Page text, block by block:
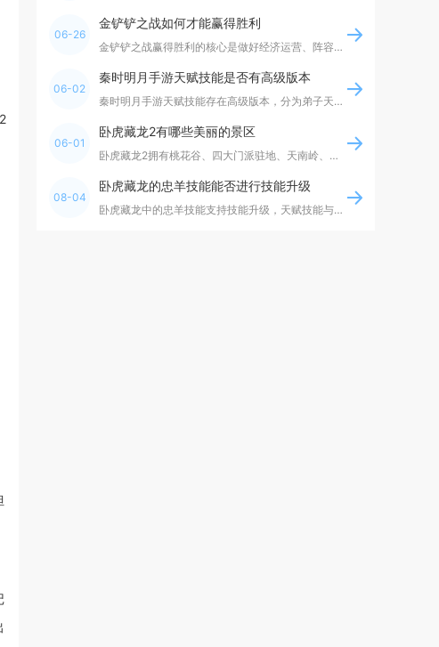
06-26
金铲铲之战如何才能赢得胜利
金铲铲之战赢得胜利的核心是做好经济运营、阵容构建、装备分配与后期博弈，全程灵活应变，活到最
06-02
秦时明月手游天赋技能是否有高级版本
秦时明月手游天赋技能存在高级版本，分为弟子天赋技能高阶形态与机关兽高阶天赋技能两类，高阶版
06-01
卧虎藏龙2有哪些美丽的景区
卧虎藏龙2拥有桃花谷、四大门派驻地、天南岭、昆仑山、古楼兰、皇城六大风格迥异的绝美景区，全
08-04
卧虎藏龙的忠羊技能能否进行技能升级
卧虎藏龙中的忠羊技能支持技能升级，天赋技能与后天学习的普通技能均能提升等级，不存在技能无法